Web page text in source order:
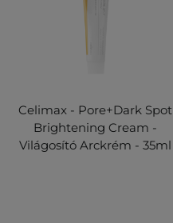
Celimax - Pore+Dark Spot
Brightening Cream -
Világosító Arckrém - 35ml